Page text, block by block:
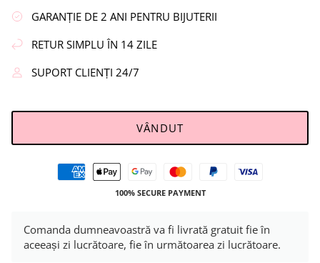
GARANȚIE DE 2 ANI PENTRU BIJUTERII
RETUR SIMPLU ÎN 14 ZILE
SUPORT CLIENȚI 24/7
VÂNDUT
100% SECURE PAYMENT
Comanda dumneavoastră va fi livrată gratuit fie în
aceeași zi lucrătoare, fie în următoarea zi lucrătoare.